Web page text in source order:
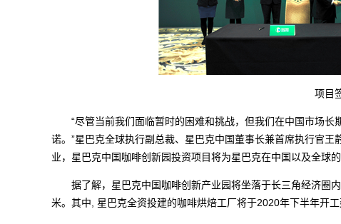
项目
“尽管当前我们面临暂时的困难和挑战，但我们在中国市场长
诺。”星巴克全球执行副总裁、星巴克中国董事长兼首席执行官
业，星巴克中国咖啡创新园投资项目将为星巴克在中国以及全球
据了解，星巴克中国咖啡创新产业园将坐落于长三角经济圈
米。其中, 星巴克全资投建的咖啡烘焙工厂将于2020年下半年开